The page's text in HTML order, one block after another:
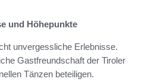
und Höhepunkte
unvergessliche Erlebnisse.
Gastfreundschaft der Tiroler
Tänzen beteiligen.